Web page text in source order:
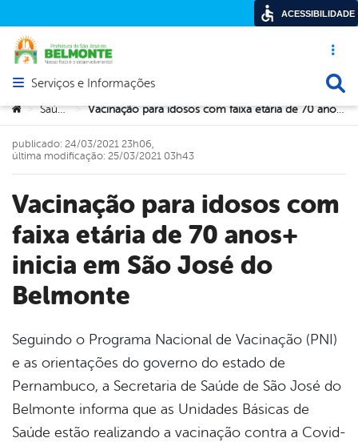
Acesso
Abrir menu principal de navegação
Serviços e Informações
Você está aqui:
> Saúde > Vacinação para idosos com faixa etária de 70 anos+ inicia em São José do Belmonte
Vacinação para idosos com
faixa etária de 70 anos+
inicia em São José do
Belmonte
publicado: 24/03/2021 23h06,
última modificação: 25/03/2021 03h43
Seguindo o Programa Nacional de Vacinação (PNI)
e as orientações do governo do estado de
Pernambuco, a Secretaria de Saúde de São José do
Belmonte informa que as Unidades Básicas de
Saúde estão realizando a vacinação contra a Covid-
ACESSIBILIDADE